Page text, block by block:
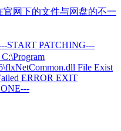
官网下的文件与网盘的不一
START PATCHING---
File Exist
ERROR EXIT